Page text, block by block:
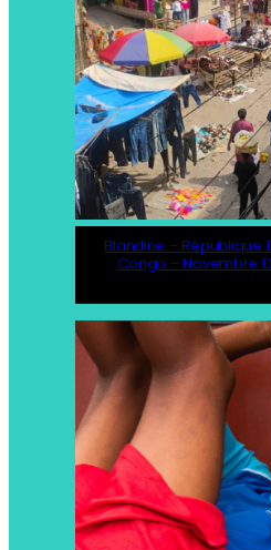
Blandine –
Congo – Novembre